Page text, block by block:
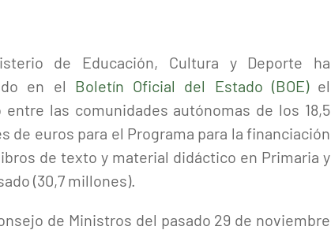
de Educación, Cultura y Deporte ha
en el Boletín Oficial del Estado (BOE)el
entre las comunidades autónomas de los 18,5
de euros para el Programa para la financiación
de texto y material didáctico en Primaria y
(30,7 millones).
de Ministros del pasado 29 de noviembre